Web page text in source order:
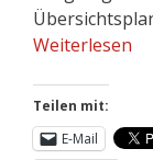
Weiterlesen
Teilen mit:
E-Mail